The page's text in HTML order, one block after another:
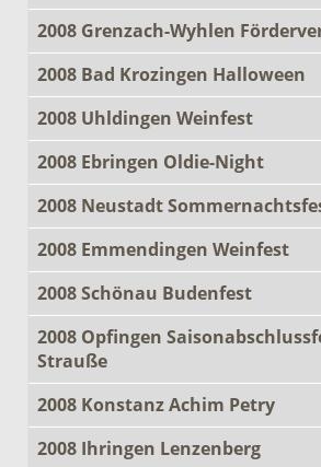
2008 Grenzach-Wyhlen
2008 Bad Krozingen Halloween
2008 Uhldingen Weinfest
2008 Ebringen Oldie-Night
2008 Neustadt
2008 Emmendingen Weinfest
2008 Schönau Budenfest
2008 Opfingen
Strauße
2008 Konstanz Achim Petry
2008 Ihringen Lenzenberg